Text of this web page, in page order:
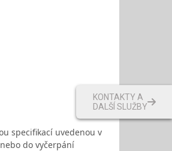
specifikací uvedenou v
do vyčerpání
KONTAKTY A
DALŠÍ SLUŽBY